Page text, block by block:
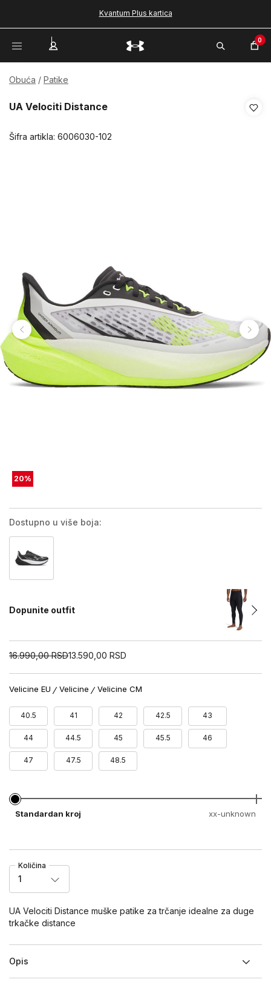
Kvantum Plus kartica
0
Obuća Patike
UA Velociti Distance
Šifra artikla: 6006030-102
20%
Dostupno u više boja:
Dopunite outfit
16.990,00 RSD13.590,00 RSD
Velicine EU Velicine Velicine CM
40.5 41 42 42.5 43
44 44.5 45 45.5 46
47 47.5 48.5
Standardan kroj xx-unknown
Količina
1
UA Velociti Distance muške patike za trčanje idealne za duge
trkačke distance
Opis